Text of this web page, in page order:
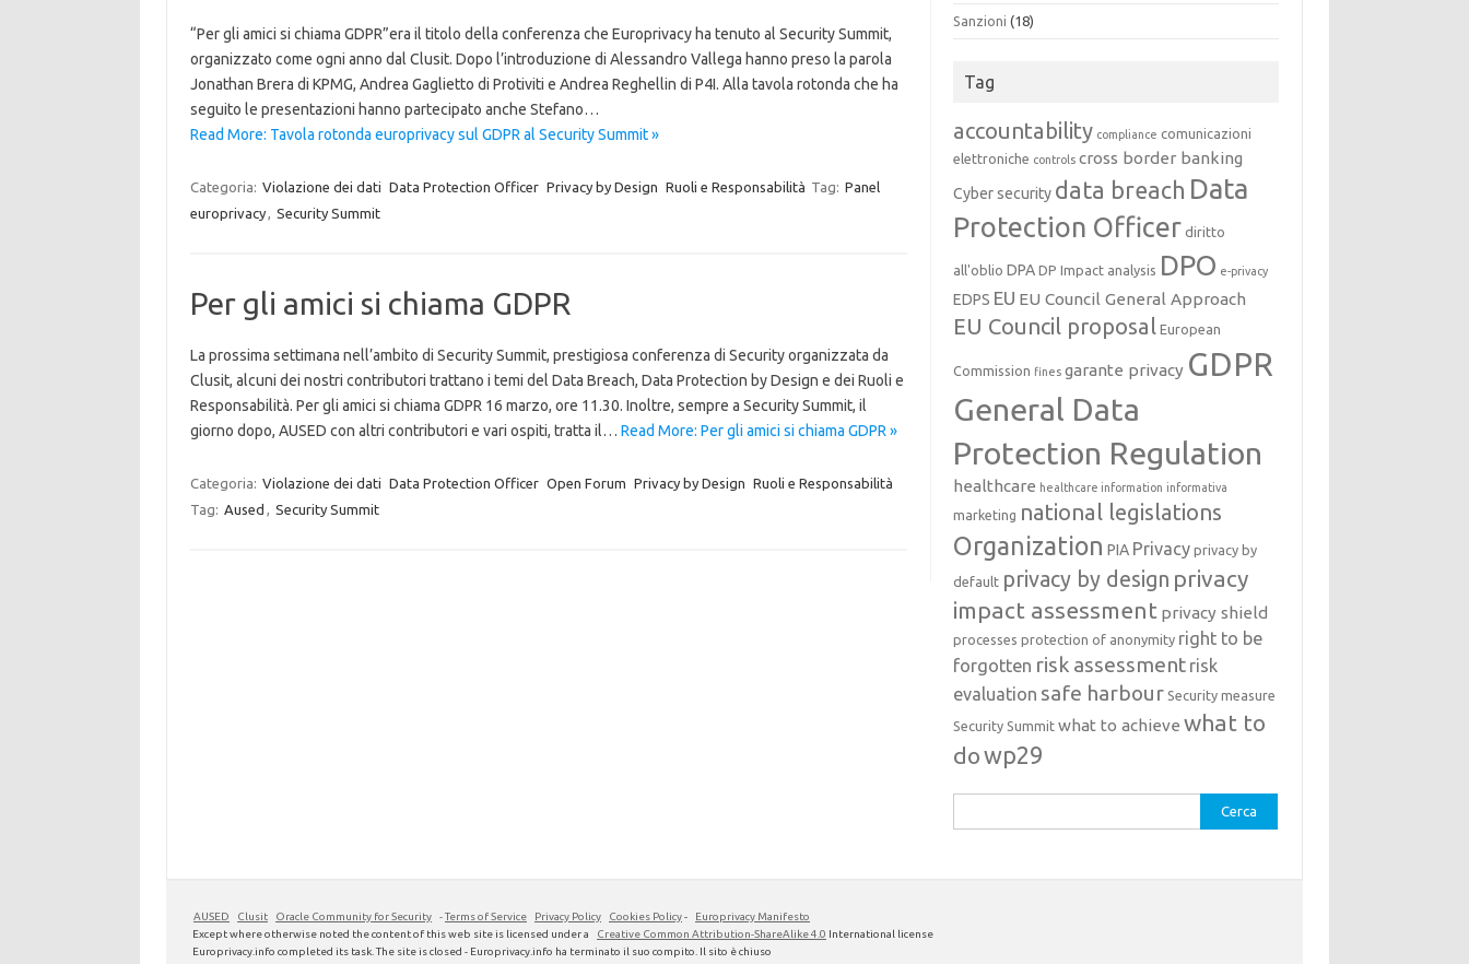
“Per gli amici si chiama GDPR”era il titolo della conferenza che Europrivacy ha tenuto al Security Summit,
organizzato come ogni anno dal Clusit. Dopo l’introduzione di Alessandro Vallega hanno preso la parola
Jonathan Brera di KPMG, Andrea Gaglietto di Protiviti e Andrea Reghellin di P4I. Alla tavola rotonda che ha
seguito le presentazioni hanno partecipato anche Stefano…
Read More: Tavola rotonda europrivacy sul GDPR al Security Summit »
Categoria: Violazione dei dati Data Protection Officer Privacy by Design Ruoli e Responsabilità Tag: Panel
europrivacy, Security Summit
Per gli amici si chiama GDPR
La prossima settimana nell’ambito di Security Summit, prestigiosa conferenza di Security organizzata da
Clusit, alcuni dei nostri contributori trattano i temi del Data Breach, Data Protection by Design e dei Ruoli e
Responsabilità. Per gli amici si chiama GDPR 16 marzo, ore 11.30. Inoltre, sempre a Security Summit, il
giorno dopo, AUSED con altri contributori e vari ospiti, tratta il… Read More: Per gli amici si chiama GDPR »
Categoria: Violazione dei dati Data Protection Officer Open Forum Privacy by Design Ruoli e Responsabilità
Tag: Aused , Security Summit
Sanzioni (18)
Tag
accountability compliance comunicazioni
elettroniche controls cross border banking
Cyber security data breach Data
Protection Officer diritto
all'oblio DPA DP Impact analysis DPO e-privacy
EDPS EU EU Council General Approach
EU Council proposal European
Commission fines garante privacy GDPR
General Data
Protection Regulation
healthcare healthcare information informativa
marketing national legislations
Organization PIA Privacy privacy by
default privacy by design privacy
impact assessment privacy shield
processes protection of anonymity right to be
forgotten risk assessment risk
evaluation safe harbour Security measure
Security Summit what to achieve what to
dowp29
per:
AUSED Clusit Oracle Community for Security -Terms of Service Privacy Policy Cookies Policy-
Europrivacy Manifesto
Except where otherwise noted the content of this web site is licensed under a
Creative Common Attribution-ShareAlike 4.0 International license
Europrivacy.info completed its task. The site is closed - Europrivacy.info ha terminato il suo compito. Il sito è chiuso